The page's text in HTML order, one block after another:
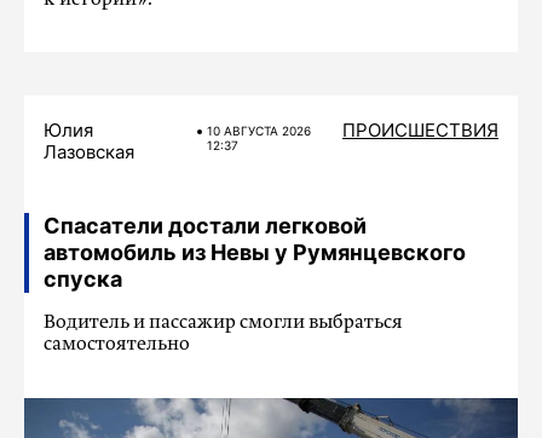
Юлия
Лазовская
10 АВГУСТА 2026
12:37
ПРОИСШЕСТВИЯ
Спасатели достали легковой
автомобиль из Невы у Румянцевского
спуска
Водитель и пассажир смогли выбраться
самостоятельно